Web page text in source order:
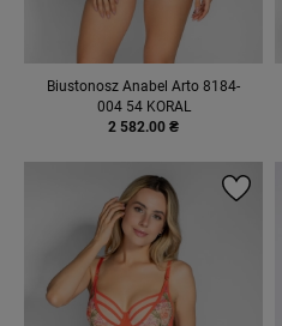
Biustonosz Anabel Arto 8184-
004 54 KORAL
2 582.00 ₴